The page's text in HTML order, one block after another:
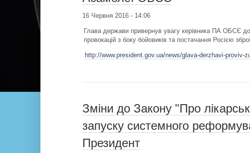
16 Червня 2016 - 14:06
Глава держави привернув увагу керівника ПА ОБСЄ до
провокацій з боку бойовиків та постачання Росією зброї
http://www.president.gov.ua/news/glava-derzhavi-proviv-
Зміни до Закону "Про
запуску системного
Президент